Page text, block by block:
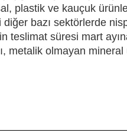
plastik ve kauçuk
bazı sektörlerde
teslimat süresi mart
metalik olmayan